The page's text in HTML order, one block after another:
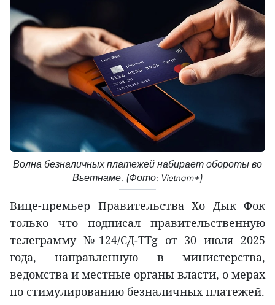
Волна безналичных платежей набирает обороты во
Вьетнаме. (Фото: Vietnam+)
Вице-премьер Правительства Хо Дык Фок
только что подписал правительственную
телеграмму №124/СД-ТТg от 30 июля 2025
года, направленную в министерства,
ведомства и местные органы власти, о мерах
по стимулированию безналичных платежей.